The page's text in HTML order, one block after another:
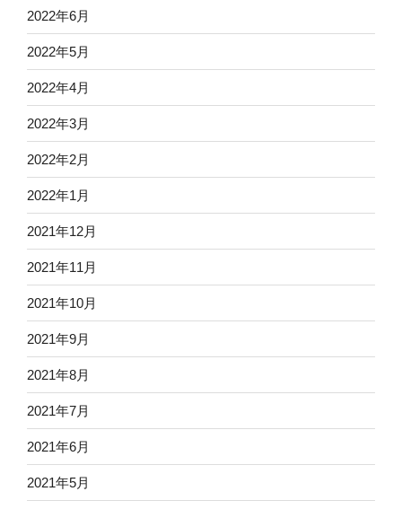
2022年6月
2022年5月
2022年4月
2022年3月
2022年2月
2022年1月
2021年12月
2021年11月
2021年10月
2021年9月
2021年8月
2021年7月
2021年6月
2021年5月